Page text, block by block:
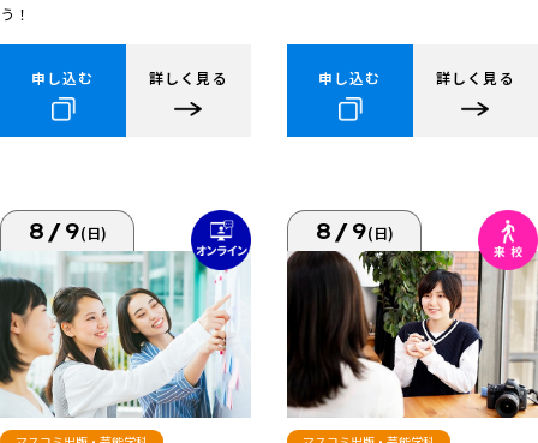
う！
申し込む 詳しく見る 申し込む 詳しく見る
8/9(日) 8/9(日)